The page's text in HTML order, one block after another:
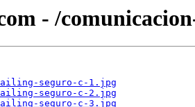
- /
seguro-c-1.jpg
seguro-c-2.jpg
seguro-c-3.jpg